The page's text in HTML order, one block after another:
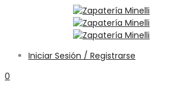
Iniciar Sesión / Registrarse
0